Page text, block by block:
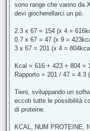
sono range che vanno da
devi giocherellarci un pò.
2.3 x 67 = 154 (x 4 =
0.7 x 67 = 47 (x 9 =
3 x 67 = 201 (x 4 =
Kcal = 616 + 423 + 804 =
Rapporto = 201 / 47 = 4.3
Tieni, sviluppando un
eccoti tutte le possibilità
di proteine.
KCAL, NUM PROTEINE,